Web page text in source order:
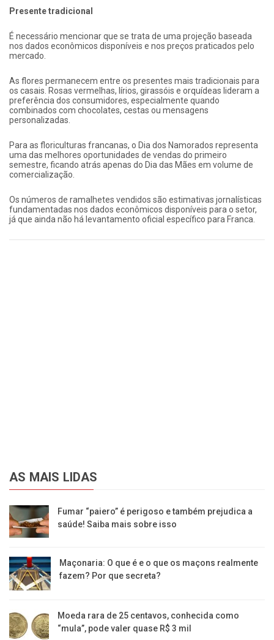
Presente tradicional
É necessário mencionar que se trata de uma projeção baseada
nos dados econômicos disponíveis e nos preços praticados pelo
mercado.
As flores permanecem entre os presentes mais tradicionais para
os casais. Rosas vermelhas, lírios, girassóis e orquídeas lideram a
preferência dos consumidores, especialmente quando
combinados com chocolates, cestas ou mensagens
personalizadas.
Para as floriculturas francanas, o Dia dos Namorados representa
uma das melhores oportunidades de vendas do primeiro
semestre, ficando atrás apenas do Dia das Mães em volume de
comercialização.
Os números de ramalhetes vendidos são estimativas jornalísticas
fundamentadas nos dados econômicos disponíveis para o setor,
já que ainda não há levantamento oficial específico para Franca.
AS MAIS LIDAS
Fumar “paiero” é perigoso e também prejudica a
saúde! Saiba mais sobre isso
Maçonaria: O que é e o que os maçons realmente
fazem? Por que secreta?
Moeda rara de 25 centavos, conhecida como
“mula”, pode valer quase R$ 3 mil